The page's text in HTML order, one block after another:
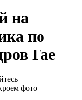
на
по
Гае
фото